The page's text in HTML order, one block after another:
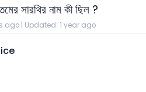
সারথির নাম কী ছিল ?
ago | Updated: 1 year ago